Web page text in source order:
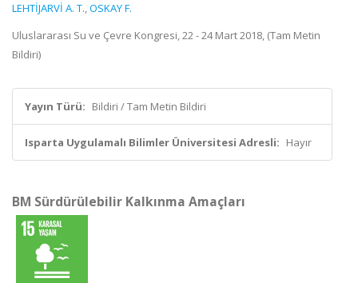
LEHTİJARVİ A. T.,OSKAY F.
Uluslararası Su ve Çevre Kongresi, 22 - 24 Mart 2018, (Tam Metin
Bildiri)
Yayın Türü: Bildiri / Tam Metin Bildiri
Isparta Uygulamalı Bilimler Üniversitesi Adresli: Hayır
BM Sürdürülebilir Kalkınma Amaçları